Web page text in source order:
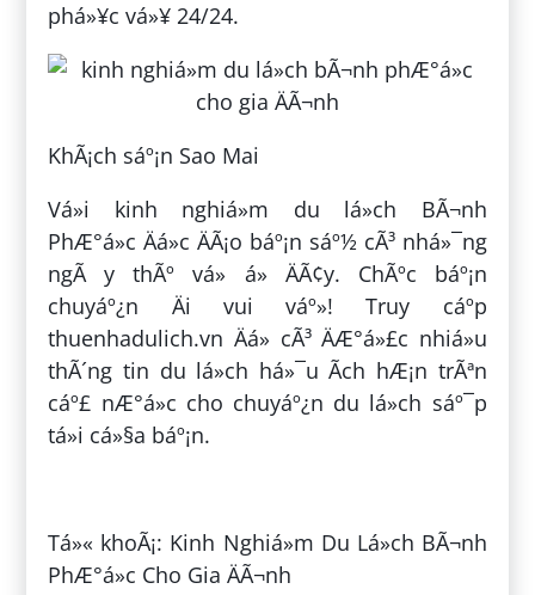
phá»¥c vá»¥ 24/24.
KhÃ¡ch sáº¡n Sao Mai
Vá»i kinh nghiá»m du lá»ch BÃ¬nh
PhÆ°á»c Äá»c ÄÃ¡o báº¡n sáº½ cÃ³ nhá»¯ng
ngÃ y thÃº vá» á» ÄÃ¢y. ChÃºc báº¡n
chuyáº¿n Äi vui váº»! Truy cáº­p
thuenhadulich.vn Äá» cÃ³ ÄÆ°á»£c nhiá»u
thÃ´ng tin du lá»ch há»¯u Ã­ch hÆ¡n trÃªn
cáº£ nÆ°á»c cho chuyáº¿n du lá»ch sáº¯p
tá»i cá»§a báº¡n.
Tá»« khoÃ¡: Kinh Nghiá»m Du Lá»ch BÃ¬nh
PhÆ°á»c Cho Gia ÄÃ¬nh